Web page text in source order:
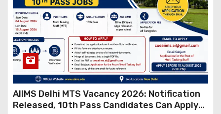
AIIMS Delhi MTS Vacancy 2026: Notification
Released, 10th Pass Candidates Can Apply